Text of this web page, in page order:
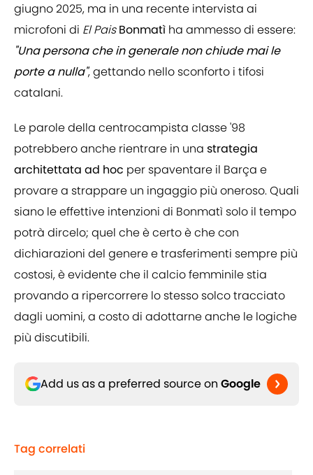
giugno 2025, ma in una recente intervista ai
microfoni di El Pais Bonmatì ha ammesso di essere:
"Una persona che in generale non chiude mai le
porte a nulla", gettando nello sconforto i tifosi
catalani.
Le parole della centrocampista classe '98
potrebbero anche rientrare in una strategia
architettata ad hoc per spaventare il Barça e
provare a strappare un ingaggio più oneroso. Quali
siano le effettive intenzioni di Bonmatì solo il tempo
potrà dircelo; quel che è certo è che con
dichiarazioni del genere e trasferimenti sempre più
costosi, è evidente che il calcio femminile stia
provando a ripercorrere lo stesso solco tracciato
dagli uomini, a costo di adottarne anche le logiche
più discutibili.
Add us as a preferred source on Google
Tag correlati